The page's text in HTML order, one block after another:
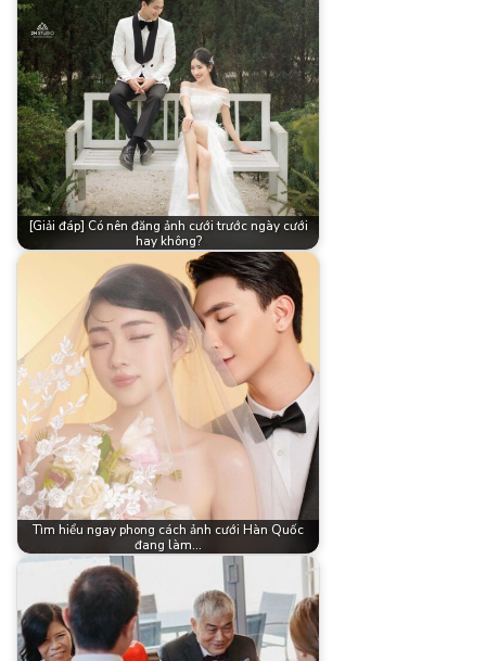
[Giải đáp] Có nên đăng ảnh cưới trước ngày cưới
hay không?
Tìm hiểu ngay phong cách ảnh cưới Hàn Quốc
đang làm…